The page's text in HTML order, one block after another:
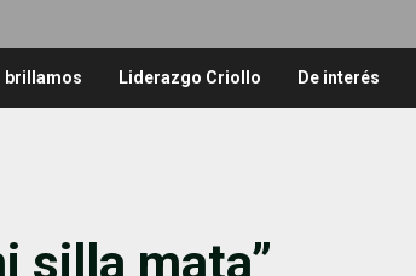
brillamos Liderazgo Criollo De interés
silla mata”